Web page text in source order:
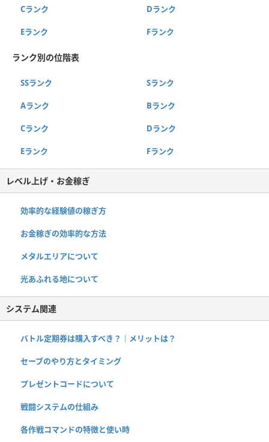
Cランク Dランク
Eランク Fランク
ランク別の位階表
SSランク Sランク
Aランク Bランク
Cランク Dランク
Eランク Fランク
レベル上げ・お金稼ぎ
効率的な経験値の稼ぎ方
お金稼ぎの効率的な方法
メタルエリアについて
光あふれる地について
システム関連
バトル定期券は購入すべき？｜メリットは？
セーブのやり方とタイミング
プレゼントコードについて
戦闘システムの仕組み
各作戦コマンドの特徴と使い時